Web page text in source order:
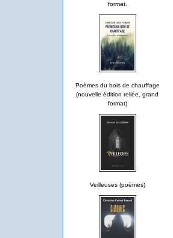
format.
Poèmes du bois de chauffage
(nouvelle édition reliée, grand
format)
Veilleuses (poèmes)